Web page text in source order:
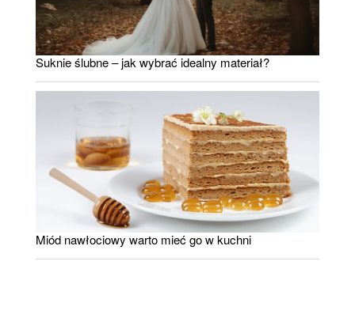
Suknie ślubne – jak wybrać idealny materiał?
Miód nawłociowy warto mieć go w kuchni